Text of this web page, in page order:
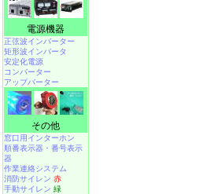
電源機器
正弦波インバーター
矩形波インバータ
安定化電源
コンバーター
アップバーター
その他
窓口用インターホン
順番表示器・番号表示
器
作業連絡システム
消防サイレン 赤
手動サイレン 緑